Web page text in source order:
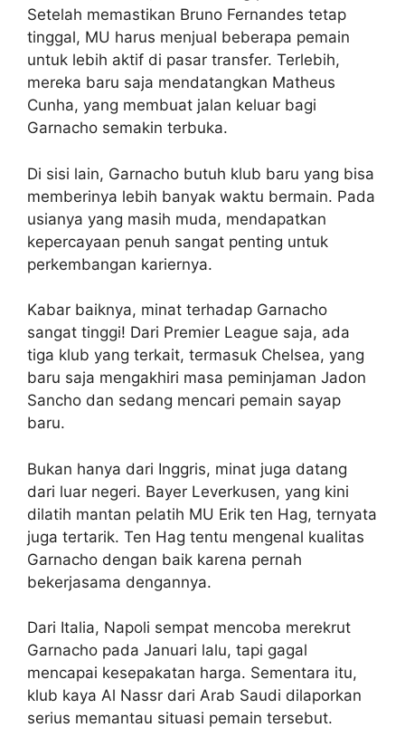
Setelah memastikan Bruno Fernandes tetap
tinggal, MU harus menjual beberapa pemain
untuk lebih aktif di pasar transfer. Terlebih,
mereka baru saja mendatangkan Matheus
Cunha, yang membuat jalan keluar bagi
Garnacho semakin terbuka.
Di sisi lain, Garnacho butuh klub baru yang bisa
memberinya lebih banyak waktu bermain. Pada
usianya yang masih muda, mendapatkan
kepercayaan penuh sangat penting untuk
perkembangan kariernya.
Kabar baiknya, minat terhadap Garnacho
sangat tinggi! Dari Premier League saja, ada
tiga klub yang terkait, termasuk Chelsea, yang
baru saja mengakhiri masa peminjaman Jadon
Sancho dan sedang mencari pemain sayap
baru.
Bukan hanya dari Inggris, minat juga datang
dari luar negeri. Bayer Leverkusen, yang kini
dilatih mantan pelatih MU Erik ten Hag, ternyata
juga tertarik. Ten Hag tentu mengenal kualitas
Garnacho dengan baik karena pernah
bekerjasama dengannya.
Dari Italia, Napoli sempat mencoba merekrut
Garnacho pada Januari lalu, tapi gagal
mencapai kesepakatan harga. Sementara itu,
klub kaya Al Nassr dari Arab Saudi dilaporkan
serius memantau situasi pemain tersebut.